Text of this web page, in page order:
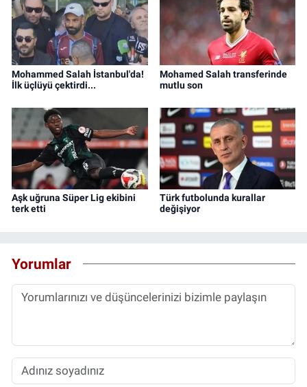
Mohammed Salah İstanbul'da!
İlk üçlüyü çektirdi...
Mohamed Salah transferinde
mutlu son
Aşk uğruna Süper Lig ekibini
terk etti
Türk futbolunda kurallar
değişiyor
Yorumlar